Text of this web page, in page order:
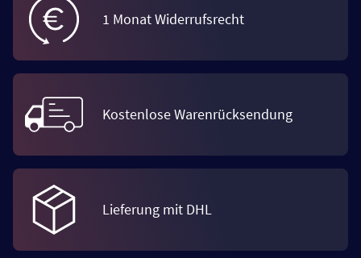
1 Monat Widerrufsrecht
Kostenlose Warenrücksendung
Lieferung mit DHL